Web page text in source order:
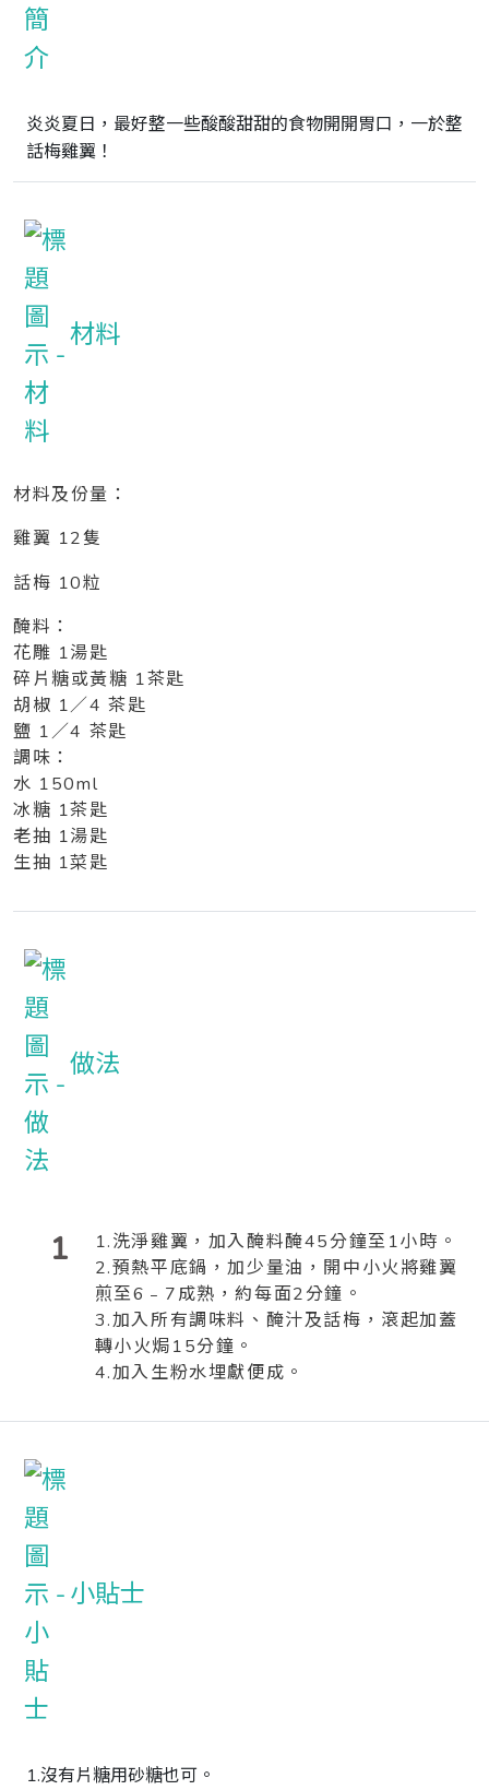
炎炎夏日，最好整一些酸酸甜甜的食物開開胃口，一於整
話梅雞翼！
材料
材料及份量：
雞翼 12隻
話梅 10粒
醃料：
花雕 1湯匙
碎片糖或黃糖 1茶匙
胡椒 1／4 茶匙
鹽 1／4 茶匙
調味：
水 150ml
冰糖 1茶匙
老抽 1湯匙
生抽 1菜匙
做法
1
1.洗淨雞翼，加入醃料醃45分鐘至1小時。
2.預熱平底鍋，加少量油，開中小火將雞翼
煎至6﹣7成熟，約每面2分鐘。
3.加入所有調味料、醃汁及話梅，滾起加蓋
轉小火焗15分鐘。
4.加入生粉水埋獻便成。
小貼士
1.沒有片糖用砂糖也可。